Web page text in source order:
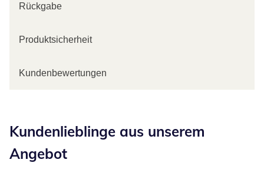
Rückgabe
Produktsicherheit
Kundenbewertungen
Kundenlieblinge aus unserem
Angebot